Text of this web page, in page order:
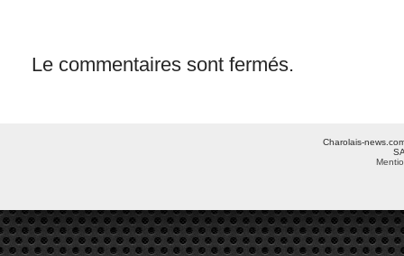
Le commentaires sont fermés.
Charolais-